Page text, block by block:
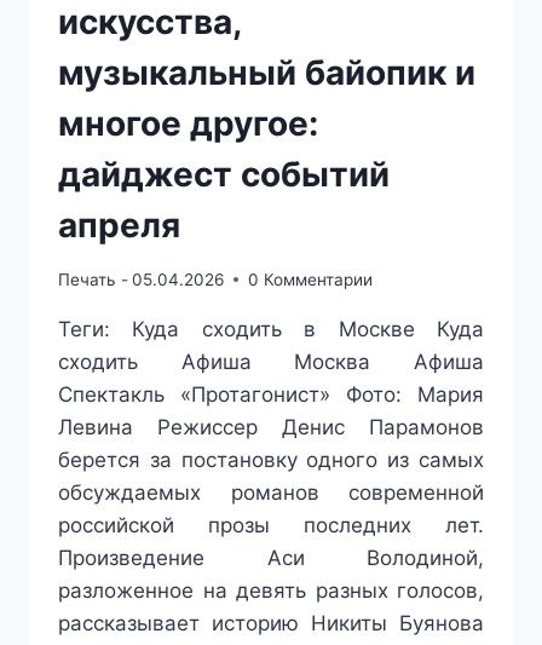
искусства,
музыкальный байопик и
многое другое:
дайджест событий
апреля
Печать -05.04.2026 0 Комментарии
Теги: Куда сходить в Москве Куда
сходить Афиша Москва Афиша
Спектакль «Протагонист» Фото: Мария
Левина Режиссер Денис Парамонов
берется за постановку одного из самых
обсуждаемых романов современной
российской прозы последних лет.
Произведение Аси Володиной,
разложенное на девять разных голосов,
рассказывает историю Никиты Буянова